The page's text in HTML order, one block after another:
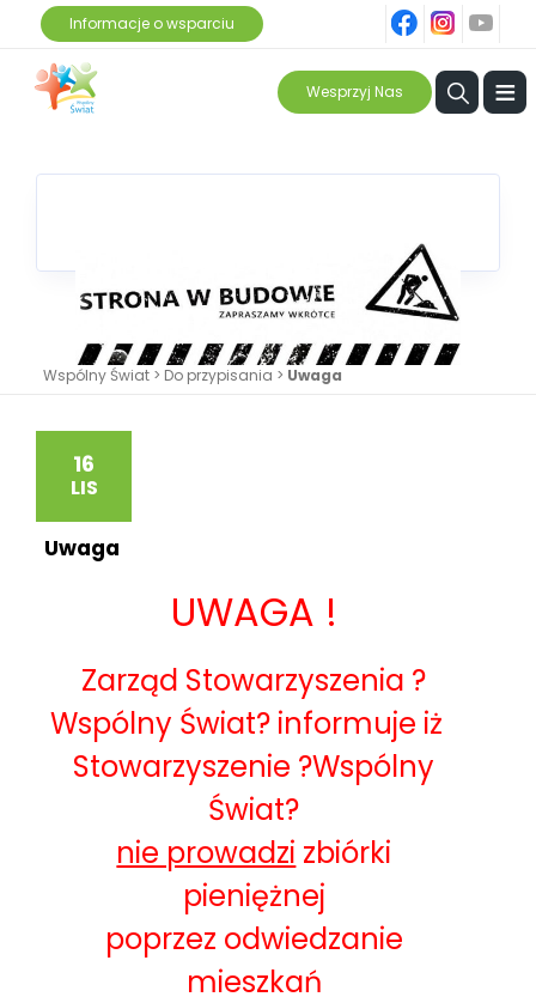
Informacje o wsparciu
ins
Wesprzyj Nas ≡
Wspólny Świat > Do przypisania > Uwaga
16
LIS
Uwaga
UWAGA !
Zarząd Stowarzyszenia ?
Wspólny Świat? informuje iż
Stowarzyszenie ?Wspólny
Świat?
nie prowadzi zbiórki
pieniężnej
poprzez odwiedzanie
mieszkań